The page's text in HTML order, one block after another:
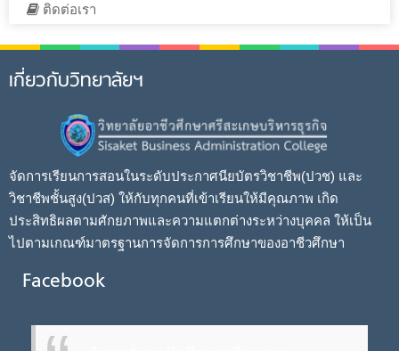
ติดต่อเรา
เกี่ยวกับวิทยาลัยฯ
จัดการเรียนการสอนในระดับประกาศนียบัตรวิชาชีพ(ปวช) และ
วิชาชีพชั้นสูง(ปวส) ให้กับทุกคนที่เข้าเรียนให้มีคุณภาพ เกิด
ประสิทธิผลตามศักยภาพและความแตกต่างระหว่างบุคคล ให้เป็น
ไปตามเกณฑ์มาตรฐานการจัดการการศึกษาของอาชีวศึกษา
Facebook